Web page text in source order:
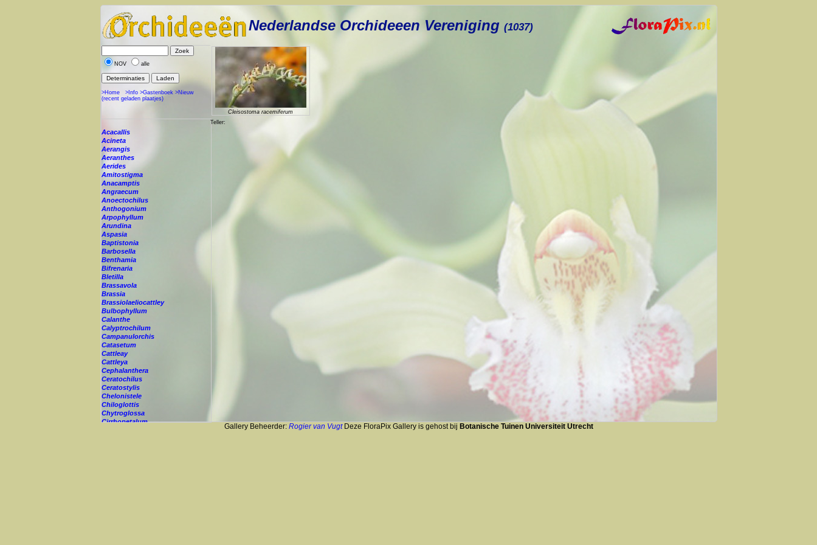
Nederlandse Orchideeen Vereniging (1037)
NOV alle
>Home >Info >Gastenboek >Nieuw
(recent geladen plaatjes)
Acacallis
Acineta
Aerangis
Aeranthes
Aerides
Amitostigma
Anacamptis
Angraecum
Anoectochilus
Anthogonium
Arpophyllum
Arundina
Aspasia
Baptistonia
Barbosella
Benthamia
Bifrenaria
Bletilla
Brassavola
Brassia
Brassiolaeliocattley
Bulbophyllum
Calanthe
Calyptrochilum
Campanulorchis
Catasetum
Cattleay
Cattleya
Cephalanthera
Ceratochilus
Ceratostylis
Chelonistele
Chiloglottis
Chytroglossa
Cirrhopetalum
Cleisostoma racemiferum
Teller:
Gallery Beheerder: Rogier van VugtDeze FloraPix Gallery is gehost bij Botanische Tuinen Universiteit Utrecht